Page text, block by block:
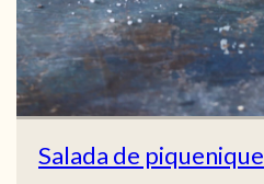
Salada de piquenique